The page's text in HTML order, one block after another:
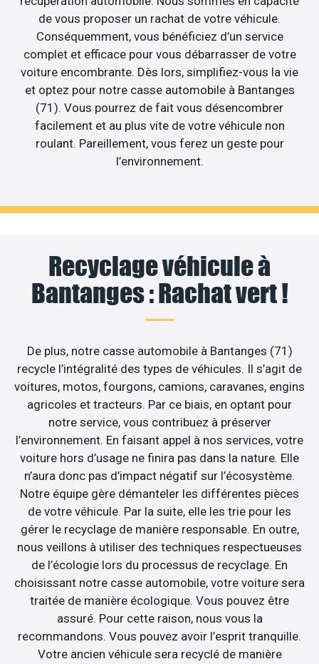
de vous proposer un rachat de votre véhicule.
Conséquemment, vous bénéficiez d’un service
complet et efficace pour vous débarrasser de votre
voiture encombrante. Dès lors, simplifiez-vous la vie
et optez pour notre casse automobile à Bantanges
(71). Vous pourrez de fait vous désencombrer
facilement et au plus vite de votre véhicule non
roulant. Pareillement, vous ferez un geste pour
l’environnement.
Recyclage véhicule à
Bantanges : Rachat vert !
De plus, notre casse automobile à Bantanges (71)
recycle l’intégralité des types de véhicules. Il s’agit de
voitures, motos, fourgons, camions, caravanes, engins
agricoles et tracteurs. Par ce biais, en optant pour
notre service, vous contribuez à préserver
l’environnement. En faisant appel à nos services, votre
voiture hors d’usage ne finira pas dans la nature. Elle
n’aura donc pas d’impact négatif sur l’écosystème.
Notre équipe gère démanteler les différentes pièces
de votre véhicule. Par la suite, elle les trie pour les
gérer le recyclage de manière responsable. En outre,
nous veillons à utiliser des techniques respectueuses
de l’écologie lors du processus de recyclage. En
choisissant notre casse automobile, votre voiture sera
traitée de manière écologique. Vous pouvez être
assuré. Pour cette raison, nous vous la
recommandons. Vous pouvez avoir l’esprit tranquille.
Votre ancien véhicule sera recyclé de manière